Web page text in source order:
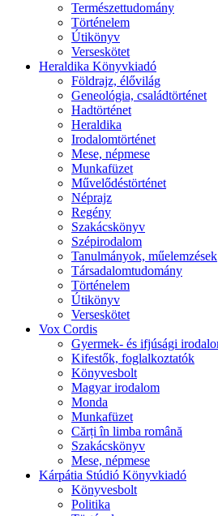
Természettudomány
Történelem
Útikönyv
Verseskötet
Heraldika Könyvkiadó
Földrajz, élővilág
Geneológia, családtörténet
Hadtörténet
Heraldika
Irodalomtörténet
Mese, népmese
Munkafüzet
Művelődéstörténet
Néprajz
Regény
Szakácskönyv
Szépirodalom
Tanulmányok, műelemzések
Társadalomtudomány
Történelem
Útikönyv
Verseskötet
Vox Cordis
Gyermek- és ifjúsági
Kifestők, foglalkoztatók
Könyvesbolt
Magyar irodalom
Monda
Munkafüzet
Cărți în limba română
Szakácskönyv
Mese, népmese
Kárpátia Stúdió Könyvkiadó
Könyvesbolt
Politika